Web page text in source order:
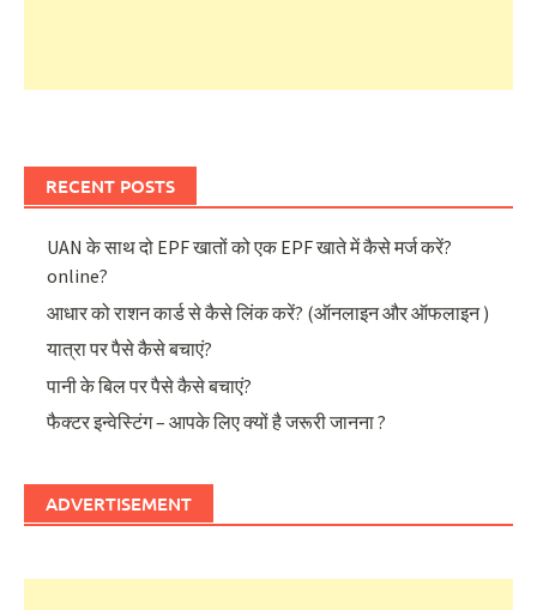
RECENT POSTS
UAN के साथ दो EPF खातों को एक EPF खाते में कैसे मर्ज करें?
online?
आधार को राशन कार्ड से कैसे लिंक करें? (ऑनलाइन और ऑफलाइन )
यात्रा पर पैसे कैसे बचाएं?
पानी के बिल पर पैसे कैसे बचाएं?
फैक्टर इन्वेस्टिंग – आपके लिए क्यों है जरूरी जानना ?
ADVERTISEMENT